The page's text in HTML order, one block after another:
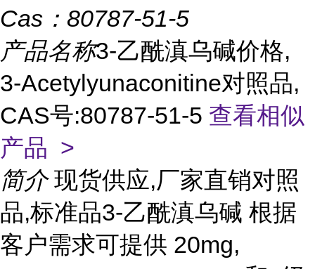
Cas： 80787-51-5
产品名称3-乙酰滇乌碱价格,
3-Acetylyunaconitine对照品,
CAS号:80787-51-5 查看相似
产品 >
简介 现货供应,厂家直销对照
品,标准品3-乙酰滇乌碱 根据
客户需求可提供 20mg,